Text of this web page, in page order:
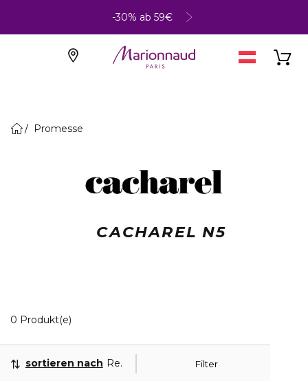
-30% ab 59€
Promesse
CACHAREL N5
0 Produkt(e)
Filter
sortieren nach Relevanz